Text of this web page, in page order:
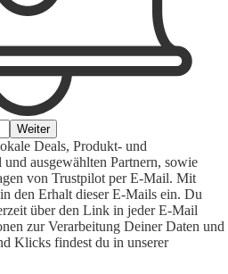
Weiter
Deals, Produkt- und
ausgewählten Partnern, sowie
von Trustpilot per E-Mail. Mit
den Erhalt dieser E-Mails ein. Du
über den Link in jeder E-Mail
zur Verarbeitung Deiner Daten und
Klicks findest du in unserer